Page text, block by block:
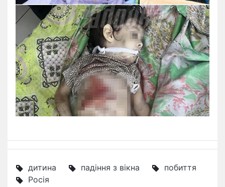
дитина падіння з вікна
побиття
Росія